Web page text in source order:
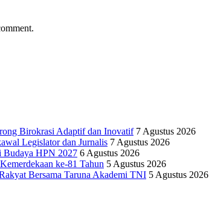
Birokrasi Adaptif dan Inovatif 7 Agustus 2026
Legislator dan Jurnalis 7 Agustus 2026
Budaya HPN 2027 6 Agustus 2026
ke-81 Tahun 5 Agustus 2026
Bersama Taruna Akademi TNI 5 Agustus 2026